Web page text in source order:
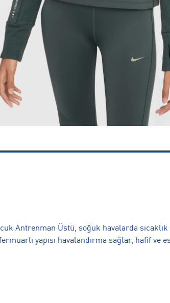
Antrenman Üstü, soğuk havalarda
yapısı havalandırma sağlar, hafif ve